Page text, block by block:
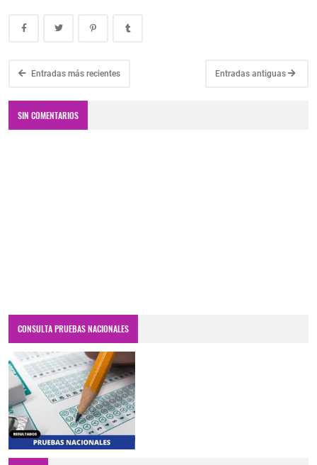
Entradas más recientes Entradas antiguas
SIN COMENTARIOS
CONSULTA PRUEBAS NACIONALES